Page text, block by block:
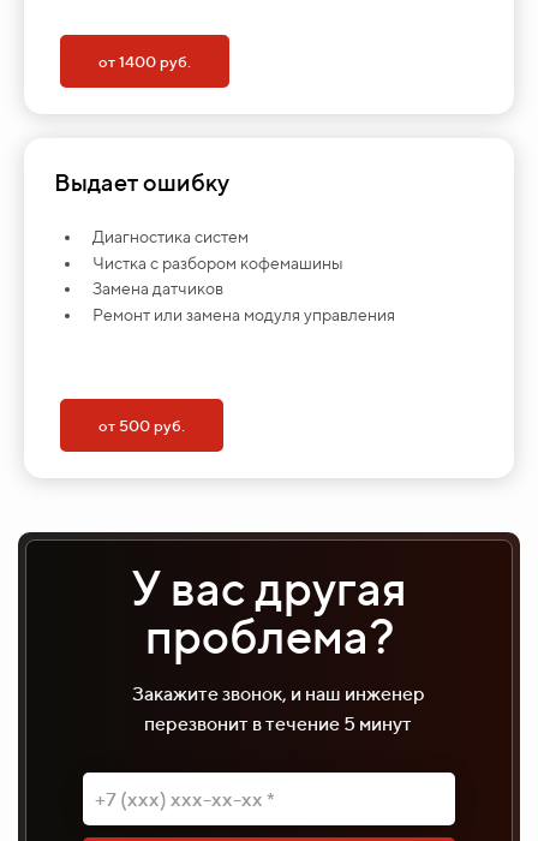
от 1400 руб.
Выдает ошибку
Диагностика систем
Чистка с разбором кофемашины
Замена датчиков
Ремонт или замена модуля управления
от 500 руб.
У вас другая
проблема?
Закажите звонок, и наш инженер
перезвонит в течение 5 минут